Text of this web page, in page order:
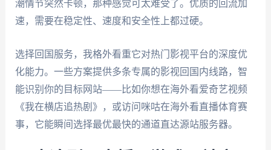
潮情节突然卡顿，那种感觉可太难受了。优质的回流加
速，需要在稳定性、速度和安全性上都过硬。
选择回国服务，我格外看重它对热门影视平台的深度优
化能力。一些方案提供多条专属的影视回国内线路，智
能识别你的目标网站——比如你想在海外看爱奇艺视频
《我在横店追热剧》，或访问咪咕在海外看直播体育赛
事，它能瞬间选择最优最快的通道直达源站服务器。